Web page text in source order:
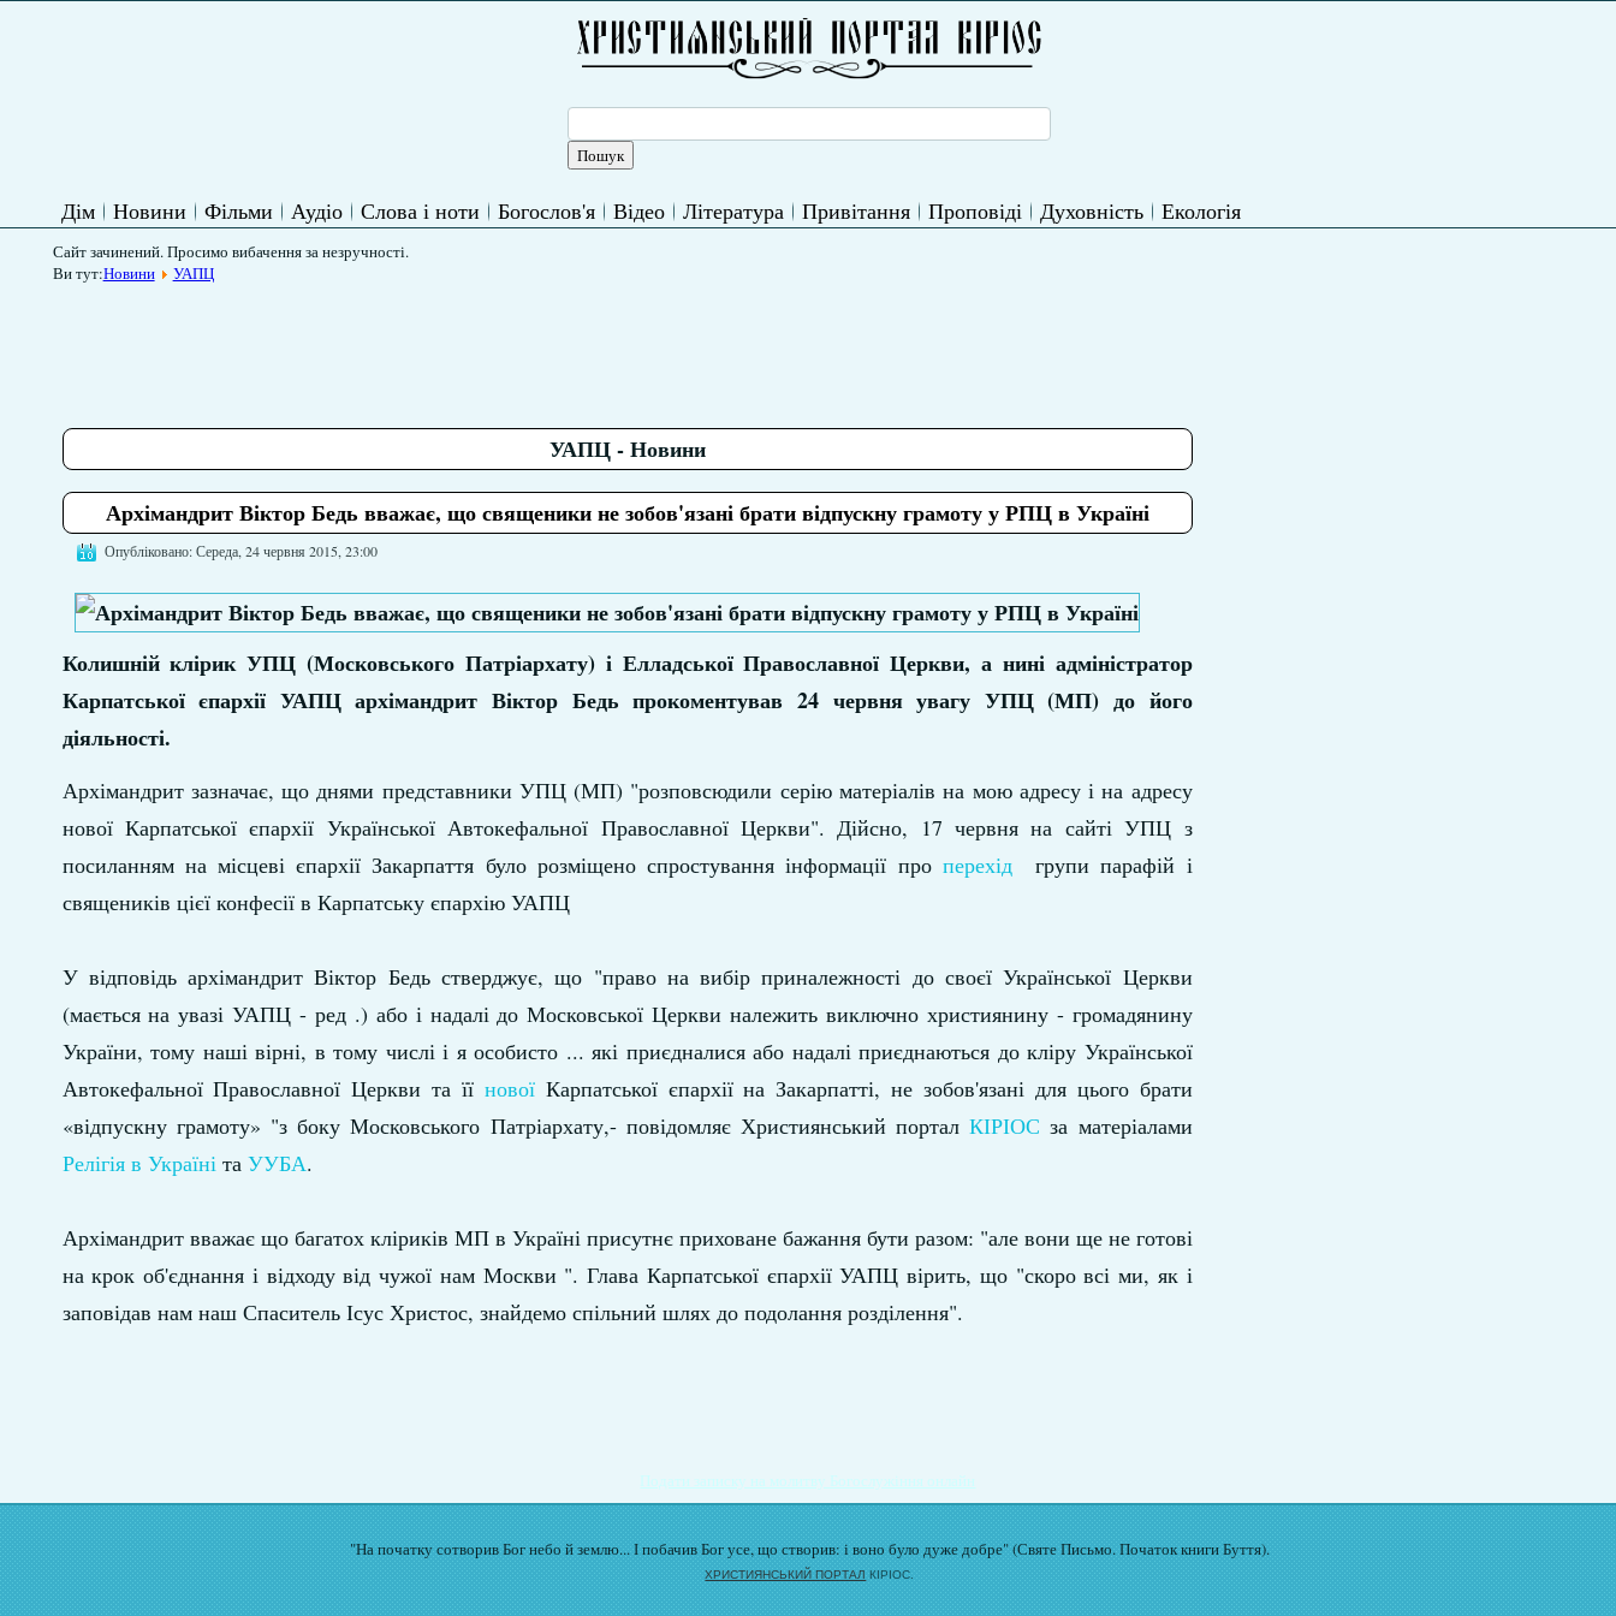
Дім Новини Фільми Аудіо Слова і ноти Богослов'я Відео Література Привітання Проповіді Духовність Екологія
Сайт зачинений. Просимо вибачення за незручності.
Ви тут:Новини УАПЦ
УАПЦ - Новини
Архімандрит Віктор Бедь вважає, що священики не зобов'язані брати відпускну грамоту у РПЦ в Україні
Опубліковано: Середа, 24 червня 2015, 23:00
Колишній клірик УПЦ (Московського Патріархату) і Елладської Православної Церкви, а нині адміністратор
Карпатської єпархії УАПЦ архімандрит Віктор Бедь прокоментував 24 червня увагу УПЦ (МП) до його
діяльності.
Архімандрит зазначає, що днями представники УПЦ (МП) "розповсюдили серію матеріалів на мою адресу і на адресу
нової Карпатської єпархії Української Автокефальної Православної Церкви". Дійсно, 17 червня на сайті УПЦ з
посиланням на місцеві єпархії Закарпаття було розміщено спростування інформації про перехід
групи парафій і
священиків цієї конфесії в Карпатську єпархію УАПЦ
У відповідь архімандрит Віктор Бедь стверджує, що "право на вибір приналежності до своєї Української Церкви
(мається на увазі УАПЦ - ред .) або і надалі до Московської Церкви належить виключно християнину - громадянину
України, тому наші вірні, в тому числі і я особисто ... які приєдналися або надалі приєднаються до кліру Української
Автокефальної Православної Церкви та її нової Карпатської єпархії на Закарпатті, не зобов'язані для цього брати
«відпускну грамоту» "з боку Московського Патріархату,- повідомляє Християнський порталКІРІОС за матеріалами
Релігія в Україніта УУБА.
Архімандрит вважає що багатох кліриків МП в Україні присутнє приховане бажання бути разом: "але вони ще не готові
на крок об'єднання і відходу від чужої нам Москви ". Глава Карпатської єпархії УАПЦ вірить, що "скоро всі ми, як і
заповідав нам наш Спаситель Ісус Христос, знайдемо спільний шлях до подолання розділення".
Подати записку на молитву Богослужіння онлайн
"На початку сотворив Бог небо й землю... І побачив Бог усе, що створив: і воно було дуже добре" (Святе Письмо. Початок книги Буття).
ХРИСТИЯНСЬКИЙ ПОРТАЛ КІРІОС.